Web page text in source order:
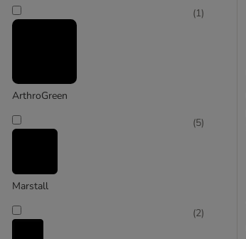
ArthroGreen
(1)
Marstall
(5)
(2)